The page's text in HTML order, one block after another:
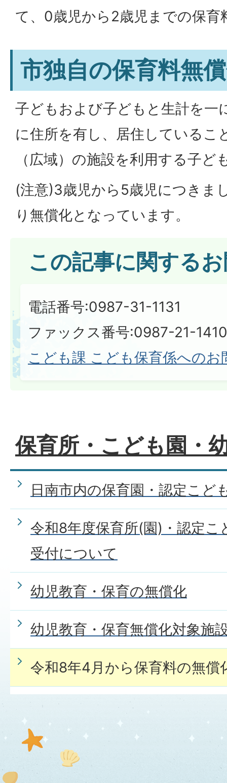
て、0歳児から2歳児までの保育
市独自の保育料無
子どもおよび子どもと生計を一
に住所を有し、居住しているこ
（広域）の施設を利用する子ど
(注意)3歳児から5歳児につきま
り無償化となっています。
この記事に関する
電話番号:0987-31-1131
ファックス番号:0987-21-1410​​​​​​​
こども課 こども保育係へのお
保育所・こども園・
日南市内の保育園・認定こど
令和8年度保育所(園)・認定こ
受付について
幼児教育・保育の無償化
幼児教育・保育無償化対象施
令和8年4月から保育料の無償